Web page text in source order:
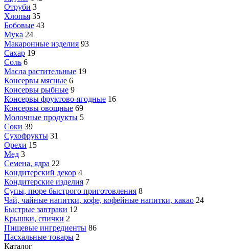
Отруби 3
Хлопья 35
Бобовые 43
Мука 24
Макаронные изделия 93
Сахар 19
Соль 6
Масла растительные 19
Консервы мясные 6
Консервы рыбные 9
Консервы фруктово-ягодные 16
Консервы овощные 69
Молочные продукты 5
Соки 39
Сухофрукты 31
Орехи 15
Мед 3
Семена, ядра 22
Кондитерский декор 4
Кондитерские изделия 7
Супы, пюре быстрого приготовления 8
Чай, чайные напитки, кофе, кофейные напитки, какао 24
Быстрые завтраки 12
Крышки, спички 2
Пищевые ингредиенты 86
Пасхальные товары 2
Каталог